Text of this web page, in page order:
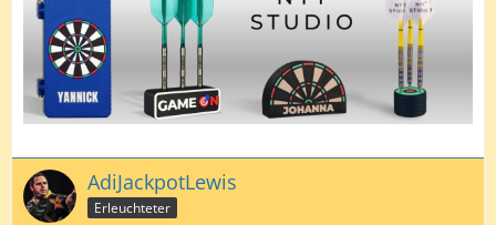
AdiJackpotLewis
Erleuchteter